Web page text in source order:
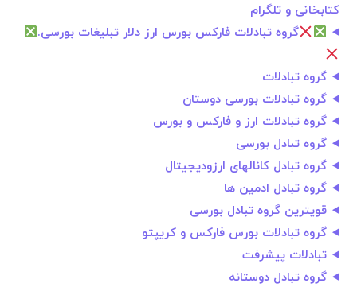
کتابخانی و تلگرام
گروه تبادلات فارکس بورس ارز دلار تبلیغات بورسی.
گروه تبادلات
گروه تبادلات بورسی دوستان
گروه تبادلات ارز و فارکس و بورس
گروه تبادل بورسی
گروه تبادل کانالهای ارزودیجیتال
گروه تبادل ادمین ها
قویترین گروه تبادل بورسی
گروه تبادلات بورس فارکس و کریپتو
تبادلات پیشرفت
گروه تبادل دوستانه